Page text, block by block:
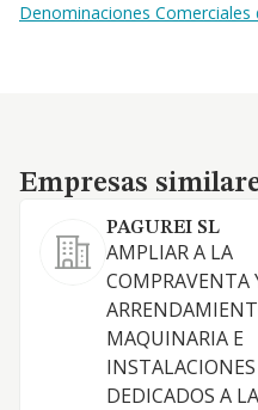
Denominaciones Comerciales
Empresas similares
Empresas
PAGUREI SL
AMPLIAR A LA
COMPRAVENTA
MAQUINARIA E
DEDICADOS A LA